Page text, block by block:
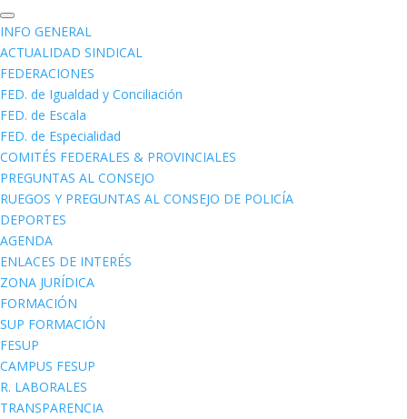
INFO GENERAL
ACTUALIDAD SINDICAL
FEDERACIONES
FED. de Igualdad y Conciliación
FED. de Escala
FED. de Especialidad
COMITÉS FEDERALES & PROVINCIALES
PREGUNTAS AL CONSEJO
RUEGOS Y PREGUNTAS AL CONSEJO DE POLICÍA
DEPORTES
AGENDA
ENLACES DE INTERÉS
ZONA JURÍDICA
FORMACIÓN
SUP FORMACIÓN
FESUP
CAMPUS FESUP
R. LABORALES
TRANSPARENCIA